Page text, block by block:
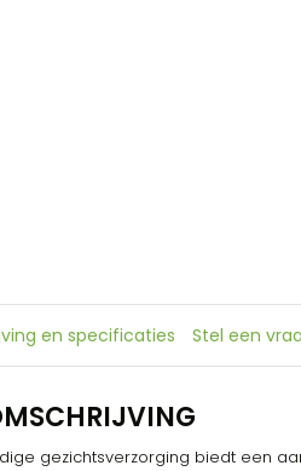
en specificaties Stel een
gezichtsverzorging biedt een